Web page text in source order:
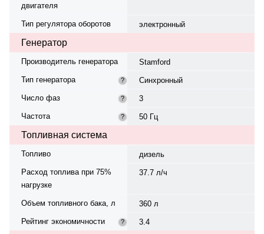
двигателя
Тип регулятора оборотов электронный
Генератор
Производитель генератора
Stamford
Тип генератора
?
Синхронный
Число фаз
?
3
Частота
? 50 Гц
Топливная система
Топливо
дизель
Расход топлива при 75%
нагрузке
37.7 л/ч
Объем топливного бака, л
360 л
Рейтинг экономичности
? 3.4